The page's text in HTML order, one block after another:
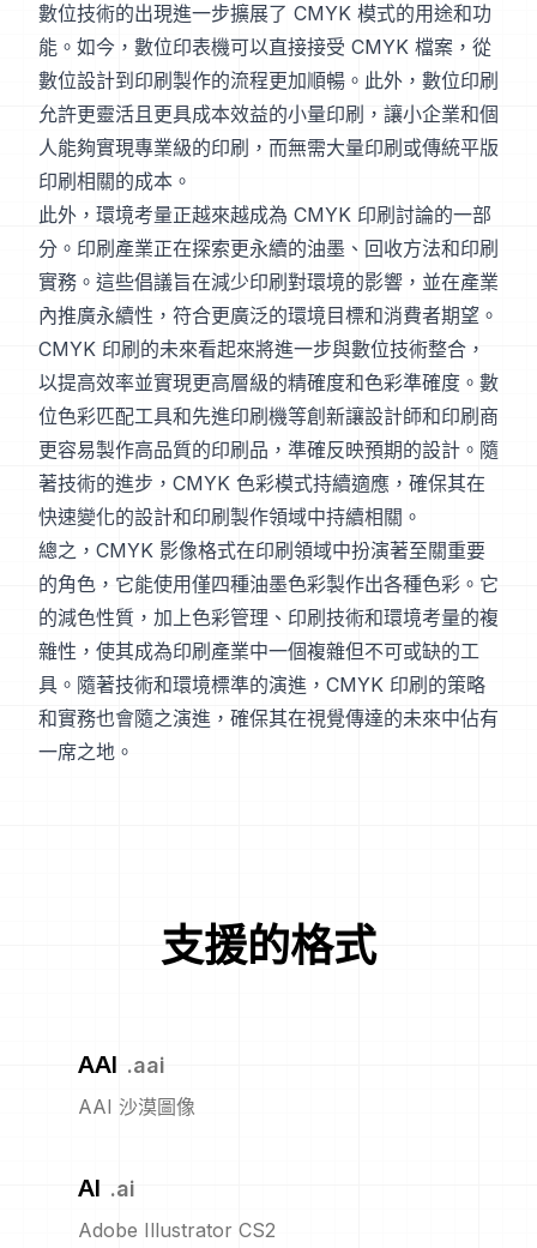
數位技術的出現進一步擴展了 CMYK 模式的用途和功
能。如今，數位印表機可以直接接受 CMYK 檔案，從
數位設計到印刷製作的流程更加順暢。此外，數位印刷
允許更靈活且更具成本效益的小量印刷，讓小企業和個
人能夠實現專業級的印刷，而無需大量印刷或傳統平版
印刷相關的成本。
此外，環境考量正越來越成為 CMYK 印刷討論的一部
分。印刷產業正在探索更永續的油墨、回收方法和印刷
實務。這些倡議旨在減少印刷對環境的影響，並在產業
內推廣永續性，符合更廣泛的環境目標和消費者期望。
CMYK 印刷的未來看起來將進一步與數位技術整合，
以提高效率並實現更高層級的精確度和色彩準確度。數
位色彩匹配工具和先進印刷機等創新讓設計師和印刷商
更容易製作高品質的印刷品，準確反映預期的設計。隨
著技術的進步，CMYK 色彩模式持續適應，確保其在
快速變化的設計和印刷製作領域中持續相關。
總之，CMYK 影像格式在印刷領域中扮演著至關重要
的角色，它能使用僅四種油墨色彩製作出各種色彩。它
的減色性質，加上色彩管理、印刷技術和環境考量的複
雜性，使其成為印刷產業中一個複雜但不可或缺的工
具。隨著技術和環境標準的演進，CMYK 印刷的策略
和實務也會隨之演進，確保其在視覺傳達的未來中佔有
一席之地。
支援的格式
AAI .aai
AAI 沙漠圖像
AI .ai
Adobe Illustrator CS2